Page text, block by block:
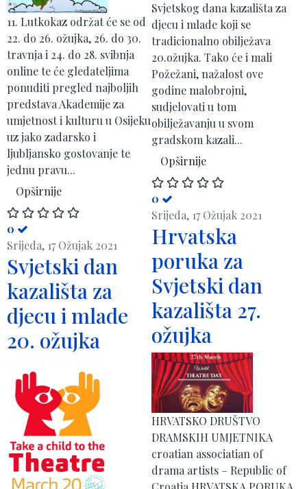
11. Lutkokaz održat će se od
22. do 26. ožujka, 26. do 30.
travnja i 24. do 28. svibnja
online te će gledateljima
ponuditi pregled najboljih
predstava Akademije za
umjetnost i kulturu u Osijeku
uz jako zadarsko i
ljubljansko gostovanje te
jednu pravu...
Opširnije
0
Svjetskog dana kazališta za
djecu i mlade koji se
tradicionalno obilježava
20.ožujka. Tako će i mali
Požežani, nažalost ove
godine malobrojni,
sudjelovati u tom
obilježavanju u svom
gradskom kazali...
Opširnije
0
Srijeda, 17 Ožujak 2021
Hrvatska
poruka za
Svjetski dan
kazališta 27.
ožujka
HRVATSKO DRUŠTVO
DRAMSKIH UMJETNIKA
croatian associatian of
drama artists – Republic of
Srijeda, 17 Ožujak 2021
Svjetski dan
kazališta za
djecu i mlade
20. ožujka